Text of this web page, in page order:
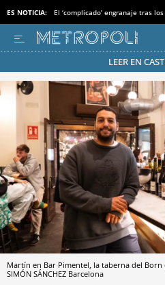
ES NOTICIA: El ‘complicado’ engranaje tras
LEER EN
Pásate al MODO
Martín en Bar Pimentel, la taberna del
SIMÓN SÁNCHEZ Barcelona